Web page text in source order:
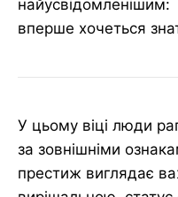
найусвідомленішим:
вперше хочеться
У цьому віці люди
за зовнішніми
престиж виглядає